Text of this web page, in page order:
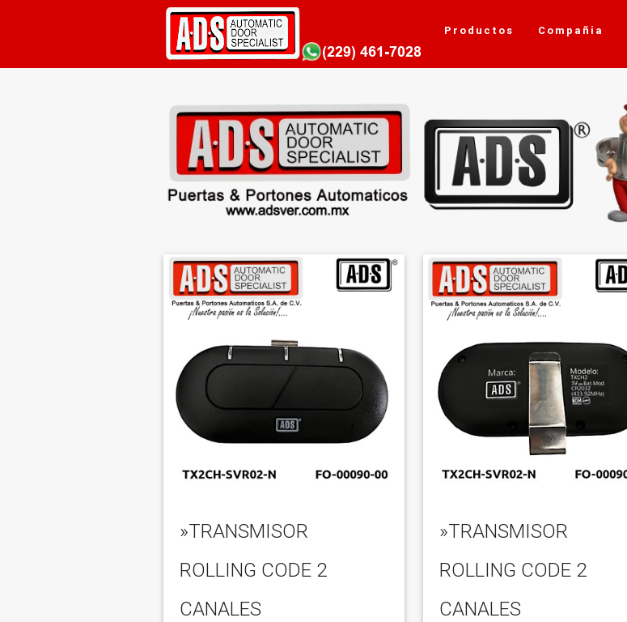
Productos Compañia
»TRANSMISOR
ROLLING CODE 2
CANALES
»TRANSMISOR
ROLLING CODE 2
CANALES